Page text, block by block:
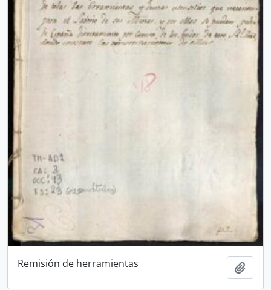
Remisión de herramientas